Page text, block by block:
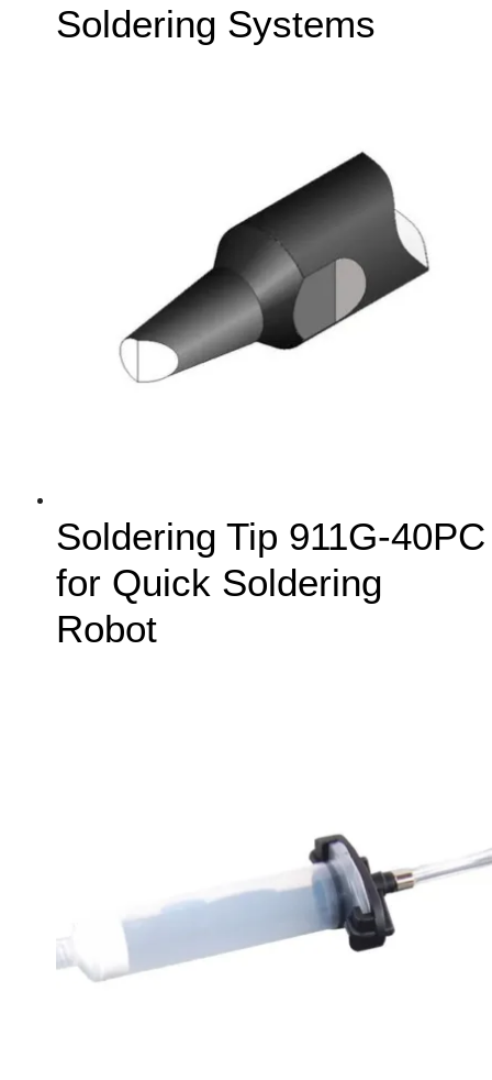
Soldering Systems
Soldering Tip 911G-40PC
for Quick Soldering
Robot